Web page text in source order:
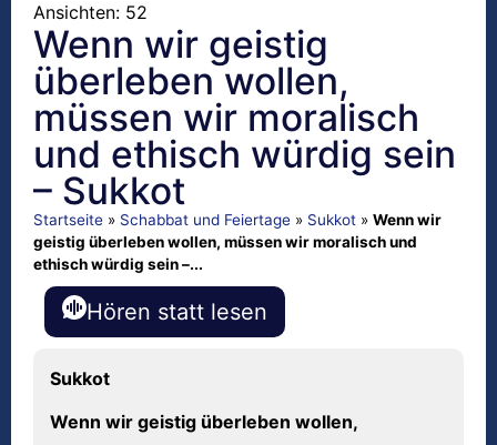
Ansichten: 52
Wenn wir geistig
überleben wollen,
müssen wir moralisch
und ethisch würdig sein
– Sukkot
Startseite » Schabbat und Feiertage » Sukkot » Wenn wir
geistig überleben wollen, müssen wir moralisch und
ethisch würdig sein –...
Hören statt lesen
Sukkot
Wenn wir geistig überleben wollen,